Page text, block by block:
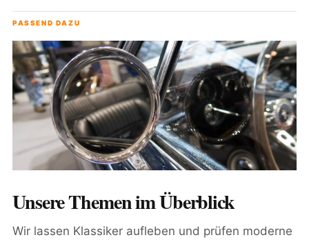
PASSEND DAZU
Unsere Themen im Überblick
Wir lassen Klassiker aufleben und prüfen moderne